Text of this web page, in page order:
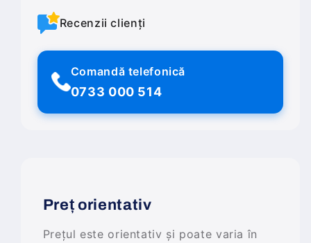
Recenzii clienți
Comandă telefonică
0733 000 514
Preț orientativ
Prețul este orientativ și poate varia în